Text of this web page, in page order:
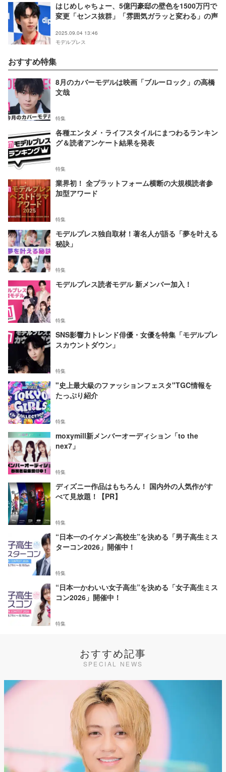
はじめしゃちょー、5億円豪邸の壁色を1500万円で
変更「センス抜群」「雰囲気ガラッと変わる」の声
2025.09.04 13:46
モデルプレス
おすすめ特集
8月のカバーモデルは映画「ブルーロック」の高橋
文哉
特集
各種エンタメ・ライフスタイルにまつわるランキン
グ＆読者アンケート結果を発表
特集
業界初！ 全プラットフォーム横断の大規模読者参
加型アワード
特集
モデルプレス独自取材！著名人が語る「夢を叶える
秘訣」
特集
モデルプレス読者モデル 新メンバー加入！
特集
SNS影響力トレンド俳優・女優を特集「モデルプレ
スカウントダウン」
特集
"史上最大級のファッションフェスタ"TGC情報を
たっぷり紹介
特集
moxymill新メンバーオーディション「to the
nex7」
特集
ディズニー作品はもちろん！ 国内外の人気作がす
べて見放題！【PR】
特集
“日本一のイケメン高校生”を決める「男子高生ミス
ターコン2026」開催中！
特集
“日本一かわいい女子高生”を決める「女子高生ミス
コン2026」開催中！
特集
おすすめ記事
SPECIAL NEWS